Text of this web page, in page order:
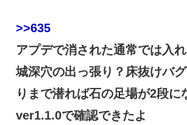
>>635
アプデで消された通常では入
城深穴の出っ張り？床抜けバ
りまで潜れば石の足場が2段に
ver1.1.0で確認できたよ